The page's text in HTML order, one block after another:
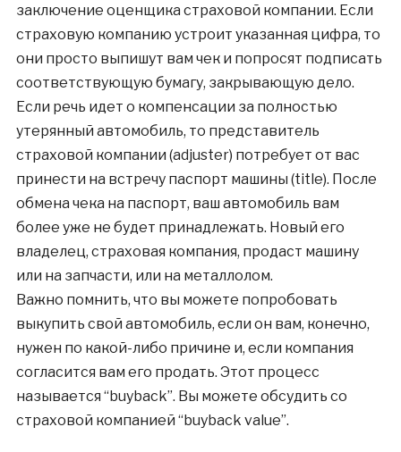
заключение оценщика страховой компании. Если
страховую компанию устроит указанная цифра, то
они просто выпишут вам чек и попросят подписать
соответствующую бумагу, закрывающую дело.
Если речь идет о компенсации за полностью
утерянный автомобиль, то представитель
страховой компании (adjuster) потребует от вас
принести на встречу паспорт машины (title). После
обмена чека на паспорт, ваш автомобиль вам
более уже не будет принадлежать. Новый его
владелец, страховая компания, продаст машину
или на запчасти, или на металлолом.
Важно помнить, что вы можете попробовать
выкупить свой автомобиль, если он вам, конечно,
нужен по какой-либо причине и, если компания
согласится вам его продать. Этот процесс
называется “buyback”. Вы можете обсудить со
страховой компанией “buyback value”.